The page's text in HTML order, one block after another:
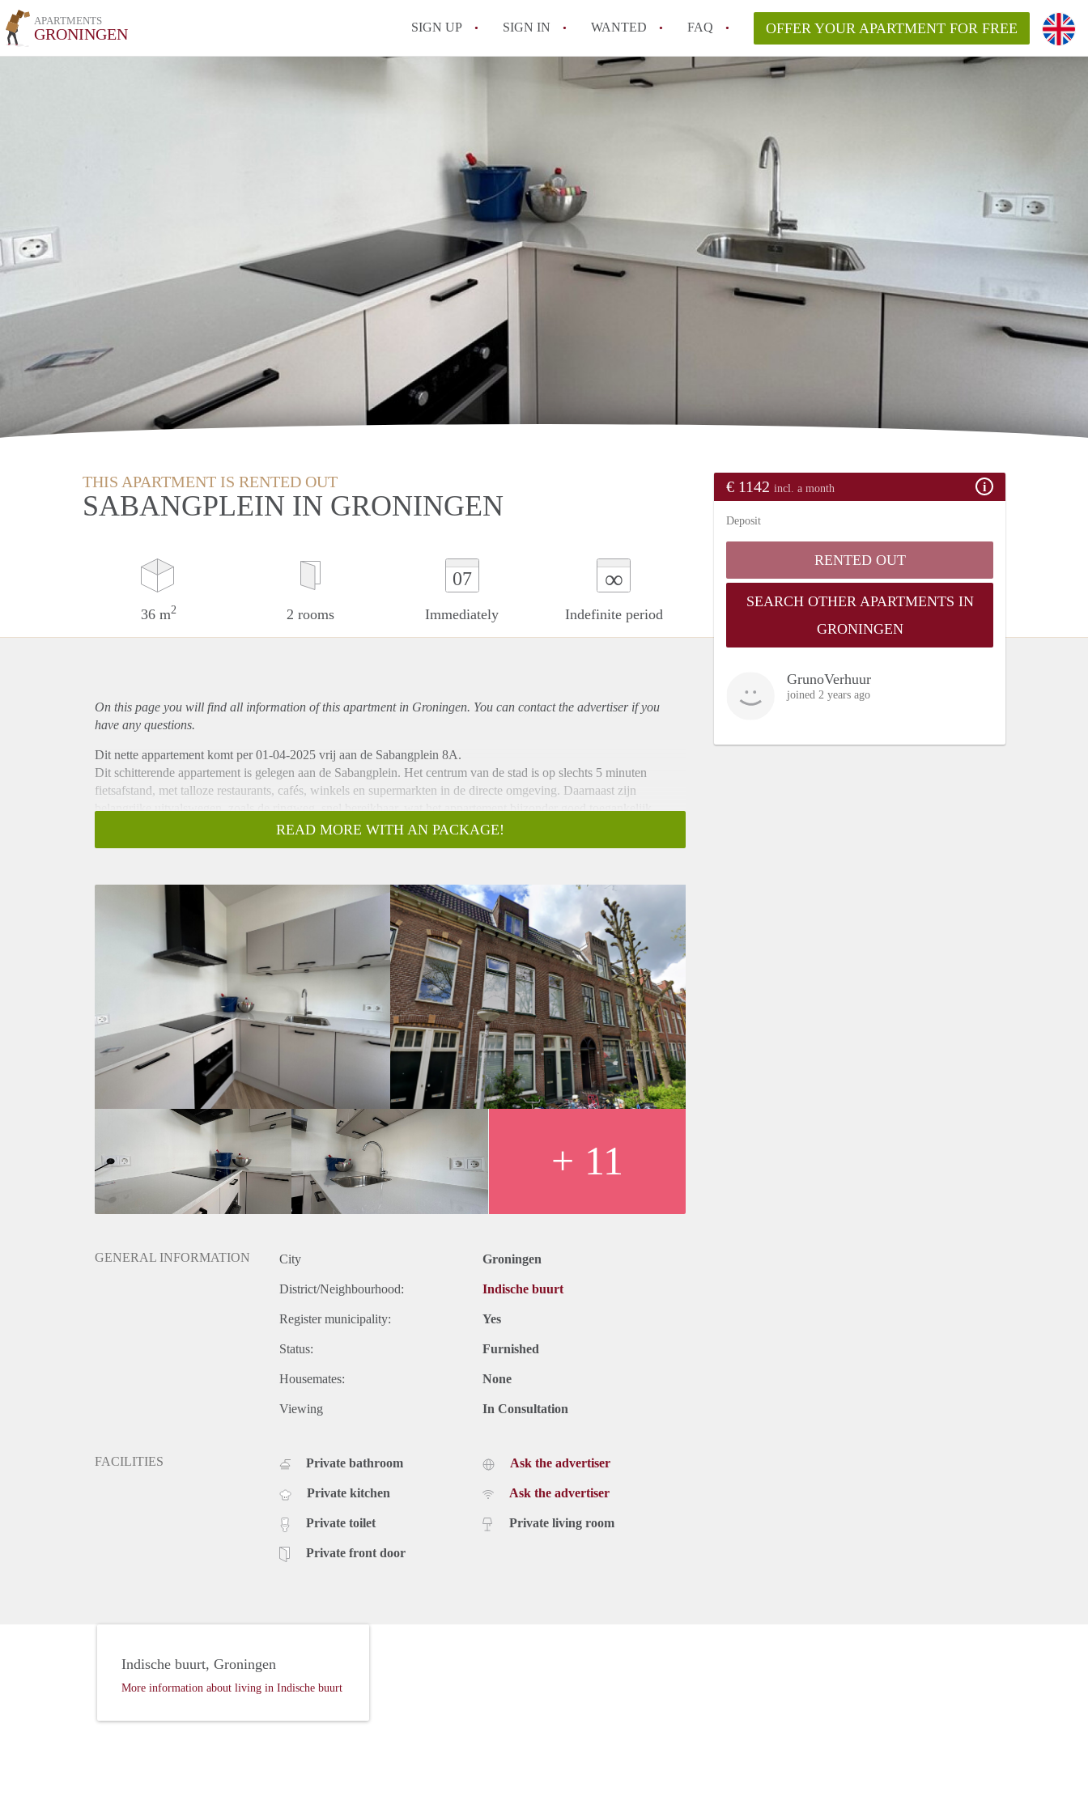
APARTMENTS
GRONINGEN SIGN UP SIGN IN WANTED FAQ
All FAQs
OFFER YOUR APARTMENT FOR FREE
THIS APARTMENT IS RENTED OUT
SABANGPLEIN IN GRONINGEN
36 m2 2 rooms
07
Immediately
∞
Indefinite period
€ 1142 incl. a month
Deposit
RENTED OUT
SEARCH OTHER APARTMENTS IN
GRONINGEN
GrunoVerhuur
joined 2 years ago
On this page you will find all information of this apartmentin Groningen. You can contact the advertiser if you
have any questions.
Dit nette appartement komt per 01-04-2025 vrij aan de Sabangplein 8A.
Dit schitterende appartement is gelegen aan de Sabangplein. Het centrum van de stad is op slechts 5 minuten
fietsafstand, met talloze restaurants, cafés, winkels en supermarkten in de directe omgeving. Daarnaast zijn
belangrijke uitvalswegen, zoals de ringweg, snel bereikbaar, wat het appartement bijzonder goed toegankelijk
Indeling:
inductiekookplaat, een koelkast, een combi-oven-magnetron en een vaatwasser. Het appartement beschikt over een
apart toilet en een badkamer. De badkamer is voorzien van een douche en wastafel. Bovendien is er een ruim
balkon aanwezig.
De huurprijs voor dit appartement bedraagt €1142,- per maand, inclusief een voorschot van €100,- voor gas, water,
Vanwege het grote aantal aanvragen kunnen we helaas niet iedereen persoonlijk beantwoorden. We nodigen
doorgaans circa vijf kandidaten uit voor een bezichtiging.
READ MORE WITH AN PACKAGE!
+ 11
GENERAL INFORMATION City Groningen
District/Neighbourhood: Indische buurt
Register municipality: Yes
Status: Furnished
Housemates: None
Viewing In Consultation
FACILITIES Private bathroom
Private kitchen
Private toilet
Private front door
Ask the advertiser
Ask the advertiser
Private living room
Indische buurt, Groningen
More information about living in Indische buurt